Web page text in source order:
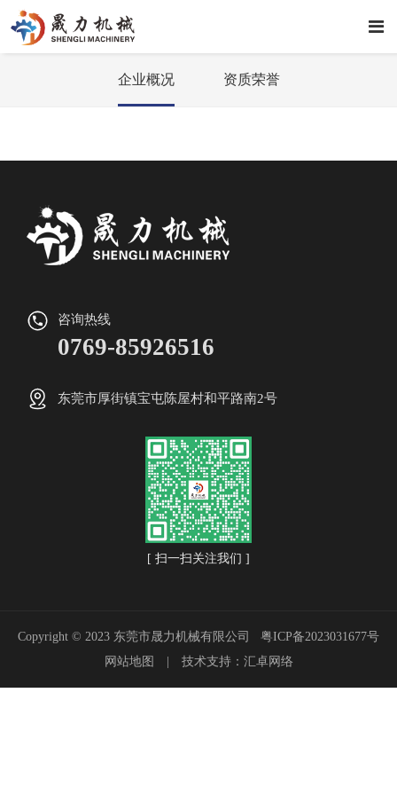
企业概况 资质荣誉
咨询热线
0769-85926516
东莞市厚街镇宝屯陈屋村和平路南2号
[ 扫一扫关注我们 ]
Copyright © 2023 东莞市晟力机械有限公司 粤ICP备2023031677号
网站地图
技术支持：汇卓网络